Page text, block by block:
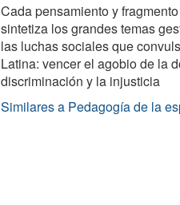
Cada pensamiento y
sintetiza los grandes temas
las luchas sociales que
Latina: vencer el agobio de la
discriminación y la injusticia
Similares a Pedagogía de la